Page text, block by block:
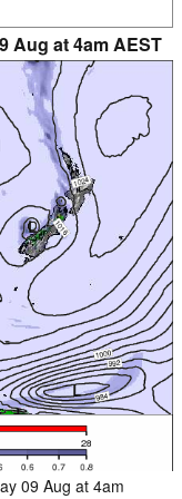
Aug at 4am AEST
09 Aug at 4am